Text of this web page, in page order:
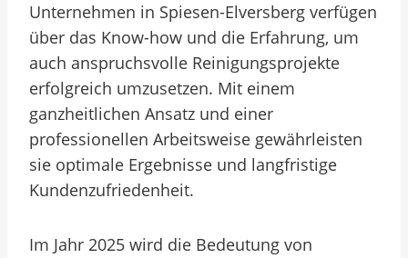
Unternehmen in Spiesen-Elversberg verfügen
über das Know-how und die Erfahrung, um
auch anspruchsvolle Reinigungsprojekte
erfolgreich umzusetzen. Mit einem
ganzheitlichen Ansatz und einer
professionellen Arbeitsweise gewährleisten
sie optimale Ergebnisse und langfristige
Kundenzufriedenheit.
Im Jahr 2025 wird die Bedeutung von